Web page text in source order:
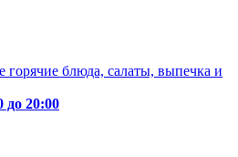
горячие блюда, салаты, выпечка и
до 20:00